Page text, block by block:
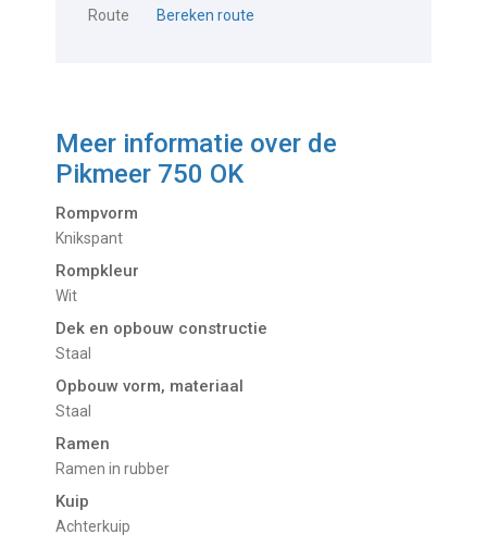
Route
Bereken route
Meer informatie over de
Pikmeer 750 OK
Rompvorm
Knikspant
Rompkleur
Wit
Dek en opbouw constructie
Staal
Opbouw vorm, materiaal
Staal
Ramen
Ramen in rubber
Kuip
Achterkuip